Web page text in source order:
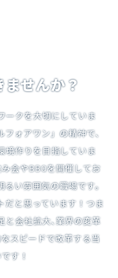
せんか？
ークを大切にしていま
ォアワン」の精神で、
境作りを目指していま
会やBBQを開催してお
い雰囲気の職場です。
だと思っています！つま
と会社拡大､業界の変革
スピードで改革する当
す！